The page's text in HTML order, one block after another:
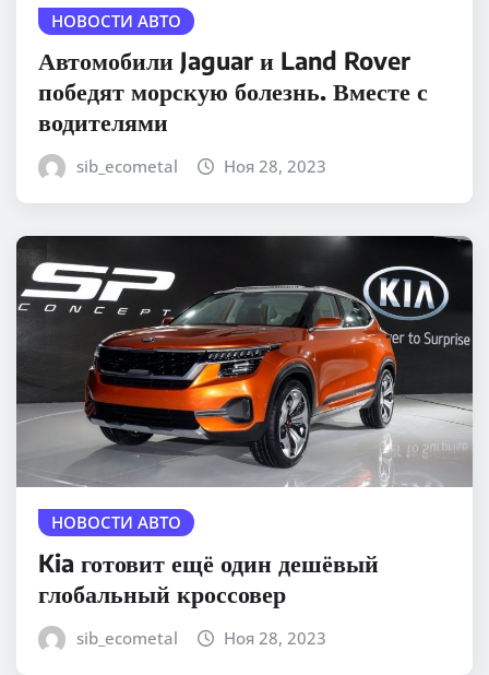
НОВОСТИ АВТО
Автомобили Jaguar и Land Rover
победят морскую болезнь. Вместе с
водителями
sib_ecometal Ноя 28, 2023
НОВОСТИ АВТО
Kia готовит ещё один дешёвый
глобальный кроссовер
sib_ecometal Ноя 28, 2023